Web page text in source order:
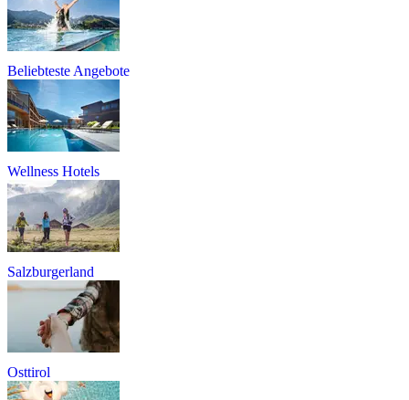
Beliebteste Angebote
Wellness Hotels
Salzburgerland
Osttirol